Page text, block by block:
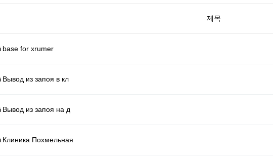
제목
base for xrumer
Вывод из запоя в кл
Вывод из запоя на д
Клиника Похмельная